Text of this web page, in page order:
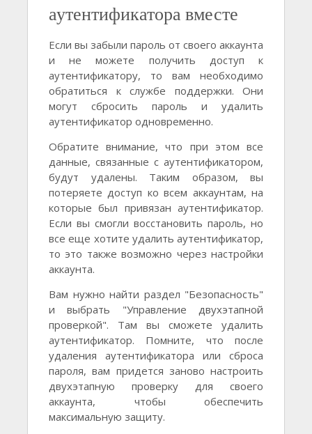
аутентификатора вместе
Если вы забыли пароль от своего аккаунта
и не можете получить доступ к
аутентификатору, то вам необходимо
обратиться к службе поддержки. Они
могут сбросить пароль и удалить
аутентификатор одновременно.
Обратите внимание, что при этом все
данные, связанные с аутентификатором,
будут удалены. Таким образом, вы
потеряете доступ ко всем аккаунтам, на
которые был привязан аутентификатор.
Если вы смогли восстановить пароль, но
все еще хотите удалить аутентификатор,
то это также возможно через настройки
аккаунта.
Вам нужно найти раздел "Безопасность"
и выбрать "Управление двухэтапной
проверкой". Там вы сможете удалить
аутентификатор. Помните, что после
удаления аутентификатора или сброса
пароля, вам придется заново настроить
двухэтапную проверку для своего
аккаунта, чтобы обеспечить
максимальную защиту.